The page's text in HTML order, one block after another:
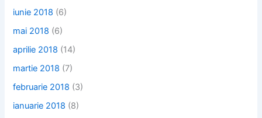
iunie 2018 (6)
mai 2018 (6)
aprilie 2018 (14)
martie 2018 (7)
februarie 2018 (3)
ianuarie 2018 (8)